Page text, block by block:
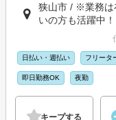
狭山市 / ※業務は
いの方も活躍中
日払い・週払い フリータ
即日勤務OK 夜勤
キープする